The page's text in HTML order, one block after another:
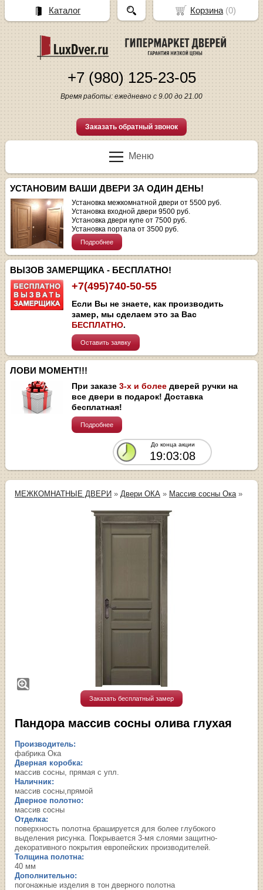
+7 (980) 125-23-05
Время работы: ежедневно с 9.00 до 21.00
Заказать обратный звонок
Меню
УСТАНОВИМ ВАШИ ДВЕРИ ЗА ОДИН ДЕНЬ!
Установка межкомнатной двери от 5500 руб.
Установка входной двери 9500 руб.
Установка двери купе от 7500 руб.
Установка портала от 3500 руб.
Подробнее
ВЫЗОВ ЗАМЕРЩИКА - БЕСПЛАТНО!
+7(495)740-50-55
Если Вы не знаете, как производить
замер, мы сделаем это за Вас
БЕСПЛАТНО.
Оставить заявку
ЛОВИ МОМЕНТ!!!
При заказе3-х и более дверей ручки на
все двери в подарок! Доставка
бесплатная!
Подробнее
До конца акции
19:03:08
МЕЖКОМНАТНЫЕ ДВЕРИ » Двери ОКА » Массив сосны Ока »
Заказать бесплатный замер
Пандора массив сосны олива глухая
Производитель:
фабрика Ока
Дверная коробка:
массив сосны, прямая с упл.
Наличник:
массив сосны,прямой
Дверное полотно:
массив сосны
Отделка:
поверхность полотна брашируется для более глубокого
выделения рисунка. Покрывается 3-мя слоями защитно-
декоративного покрытия европейских производителей.
Толщина полотна:
40 мм
Дополнительно:
погонажные изделия в тон дверного полотна
Корзина(0)
Каталог